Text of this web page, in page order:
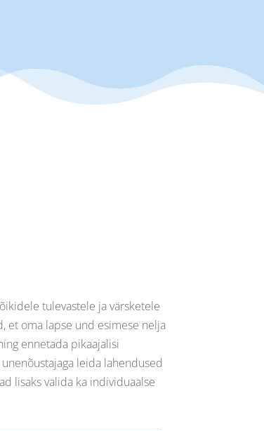
tulevastele ja värsketele
et oma lapse und esimese nelja
ennetada pikaajalisi
leida lahendused
lisaks valida ka individuaalse